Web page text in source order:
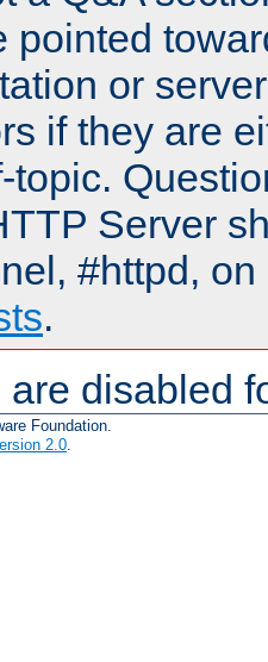
pointed
or
if they are
topic.
Server
#httpd,
.
disabled
Foundation.
2.0.